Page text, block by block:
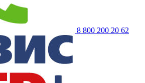
8 800 200 20 62